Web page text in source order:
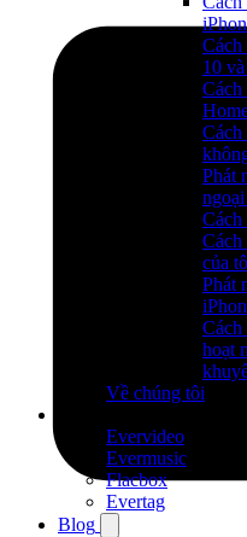
10
Cách
Phát
Cách
Cách
của
Phát
Cách
hoạt
Về chúng tôi
Evervideo
Evermusic
Flacbox
Evertag
Blog